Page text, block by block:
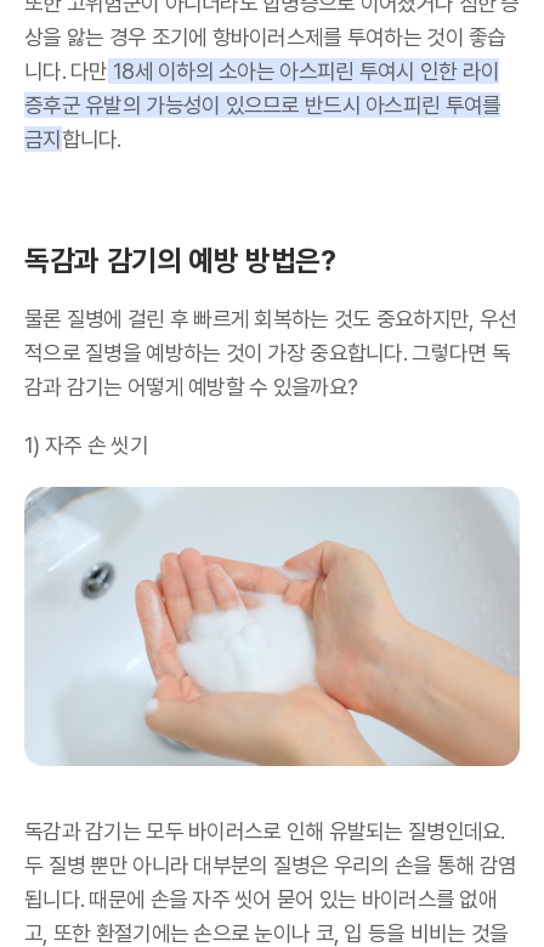
상을 앓는 경우 조기에 항바이러스제를 투여하는 것이 좋습
니다. 다만 18세 이하의 소아는 아스피린 투여시 인한 라이
증후군 유발의 가능성이 있으므로 반드시 아스피린 투여를
금지 합니다.
독감과 감기의 예방 방법은?
물론 질병에 걸린 후 빠르게 회복하는 것도 중요하지만, 우선
적으로 질병을 예방하는 것이 가장 중요합니다. 그렇다면 독
감과 감기는 어떻게 예방할 수 있을까요?
1) 자주 손 씻기
독감과 감기는 모두 바이러스로 인해 유발되는 질병인데요.
두 질병 뿐만 아니라 대부분의 질병은 우리의 손을 통해 감염
됩니다. 때문에 손을 자주 씻어 묻어 있는 바이러스를 없애
고, 또한 환절기에는 손으로 눈이나 코, 입 등을 비비는 것을